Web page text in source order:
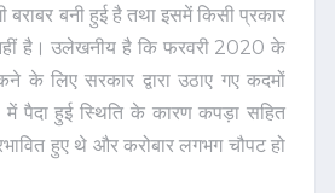
बराबर बनी हुई है तथा इसमें किसी प्रकार
है। उलेखनीय है कि फरवरी 2020 के
के लिए सरकार द्वारा उठाए गए कदमों
में पैदा हुई स्थिति के कारण कपड़ा सहित
हुए थे और करोबार लगभग चौपट हो